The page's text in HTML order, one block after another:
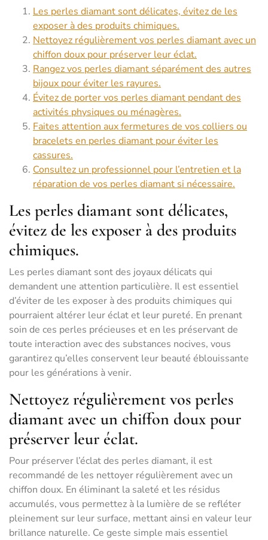
Les perles diamant sont délicates, évitez de les
exposer à des produits chimiques.
Nettoyez régulièrement vos perles diamant avec un
chiffon doux pour préserver leur éclat.
Rangez vos perles diamant séparément des autres
bijoux pour éviter les rayures.
Évitez de porter vos perles diamant pendant des
activités physiques ou ménagères.
Faites attention aux fermetures de vos colliers ou
bracelets en perles diamant pour éviter les
cassures.
Consultez un professionnel pour l’entretien et la
réparation de vos perles diamant si nécessaire.
Les perles diamant sont délicates,
évitez de les exposer à des produits
chimiques.
Les perles diamant sont des joyaux délicats qui
demandent une attention particulière. Il est essentiel
d’éviter de les exposer à des produits chimiques qui
pourraient altérer leur éclat et leur pureté. En prenant
soin de ces perles précieuses et en les préservant de
toute interaction avec des substances nocives, vous
garantirez qu’elles conservent leur beauté éblouissante
pour les générations à venir.
Nettoyez régulièrement vos perles
diamant avec un chiffon doux pour
préserver leur éclat.
Pour préserver l’éclat des perles diamant, il est
recommandé de les nettoyer régulièrement avec un
chiffon doux. En éliminant la saleté et les résidus
accumulés, vous permettez à la lumière de se refléter
pleinement sur leur surface, mettant ainsi en valeur leur
brillance naturelle. Ce geste simple mais essentiel